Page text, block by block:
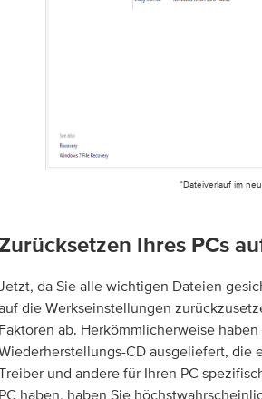
“Dateiverlauf im
Ihres PCs
da Sie alle wichtigen Dateien
die Werkseinstellungen
ab. Herkömmlicherweise
CD ausgeliefert, die
und andere für Ihren PC
haben, haben Sie